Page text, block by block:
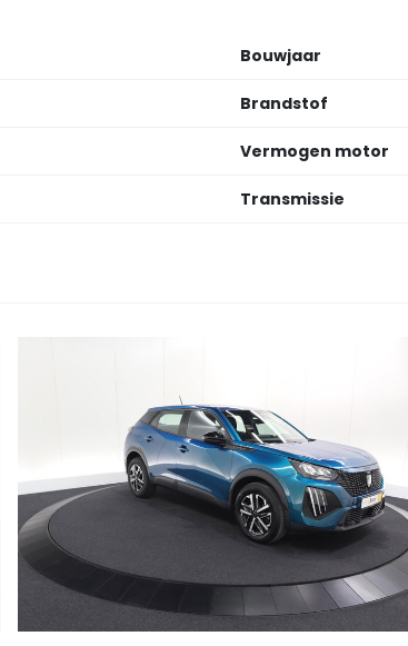
Bouwjaar
Brandstof
Vermogen motor
Transmissie